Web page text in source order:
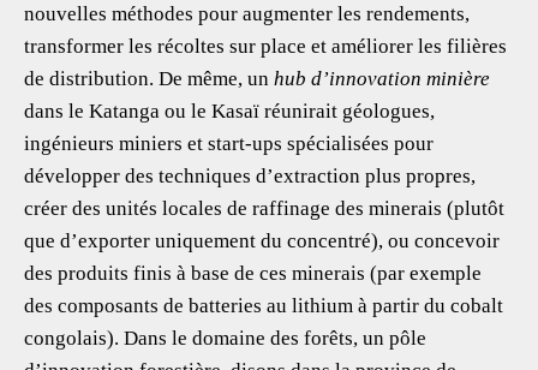
nouvelles méthodes pour augmenter les rendements,
transformer les récoltes sur place et améliorer les filières
de distribution. De même, un hub d’innovation minière
dans le Katanga ou le Kasaï réunirait géologues,
ingénieurs miniers et start-ups spécialisées pour
développer des techniques d’extraction plus propres,
créer des unités locales de raffinage des minerais (plutôt
que d’exporter uniquement du concentré), ou concevoir
des produits finis à base de ces minerais (par exemple
des composants de batteries au lithium à partir du cobalt
congolais). Dans le domaine des forêts, un pôle